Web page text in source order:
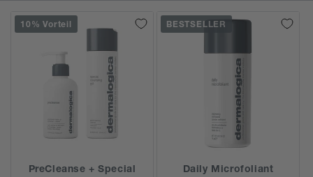
e
10% Vorteil
PreCleanse + Special
BESTSELLER
Daily Microfoliant